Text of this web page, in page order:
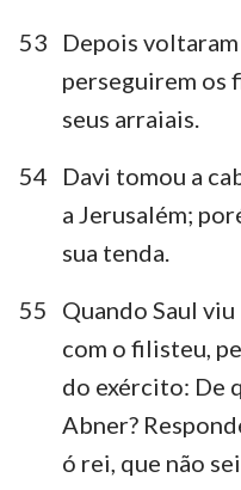
53
Depois
perseguirem os
seus arraiais.
54
Davi tomou a
a Jerusalém;
sua tenda.
55
Quando Saul
com o filisteu,
do exército: De
Abner?
ó rei, que não sei.